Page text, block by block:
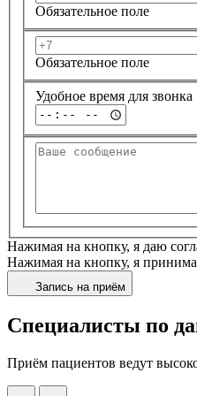
Обязательное поле
Обязательное поле
Удобное время для звонка
Нажимая на кнопку, я даю
Нажимая на кнопку, я
Запись на приём
Специалисты по
Приём пациентов ведут